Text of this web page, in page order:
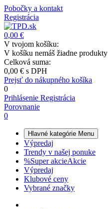
Pobočky a kontakt
Registrácia
0,00 €
V tvojom košíku:
V košíku nemáš žiadne produkty
Celková suma:
0,00 € s DPH
Prejsť do nákupného košíka
0
Prihlásenie Registrácia
Porovnanie
0
Hlavné kategórie Menu
Výpredaj
Trendy v našej ponuke
%Super akcieAkcie
Výpredaj
Klubové ceny
Vybrané značky